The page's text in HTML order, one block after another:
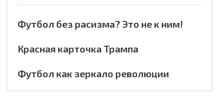
Футбол без расизма? Это не к ним!
Красная карточка Трампа
Футбол как зеркало революции